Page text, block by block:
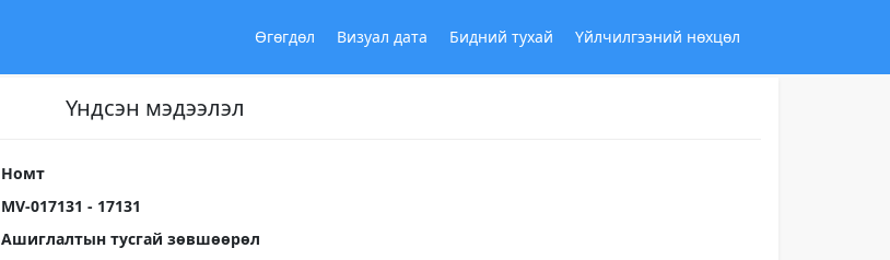
Өгөгдөл Визуал дата Бидний тухай Үйлчилгээний нөхцөл
Үндсэн мэдээлэл
Номт
MV-017131 - 17131
Ашиглалтын тусгай зөвшөөрөл